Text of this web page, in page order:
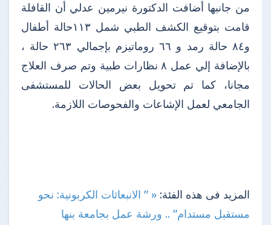
من جانبها أضافت الدكتورة نيرمين عدلي أن القافلة
قامت بتوقيع الكشف الطبي شمل ١١٣حالة أطفال
و٨٤ حالة رمد و ٦٦ روماتيزم بإجمالي ٢٦٣ حالة ،
بالإضافة إلي عمل ٨ نظارات طبية وتم صرف العلاج
مجانا، كما تم تحويل بعض الحالات للمستشفى
الجامعي لعمل الإشاعات والفحوصات اللازمة.
المزيد فى هذه الفئة: « " الانبعاثات الكربونية: نحو
مستقبل مستدام" .. ورشة عمل بجامعة بنها